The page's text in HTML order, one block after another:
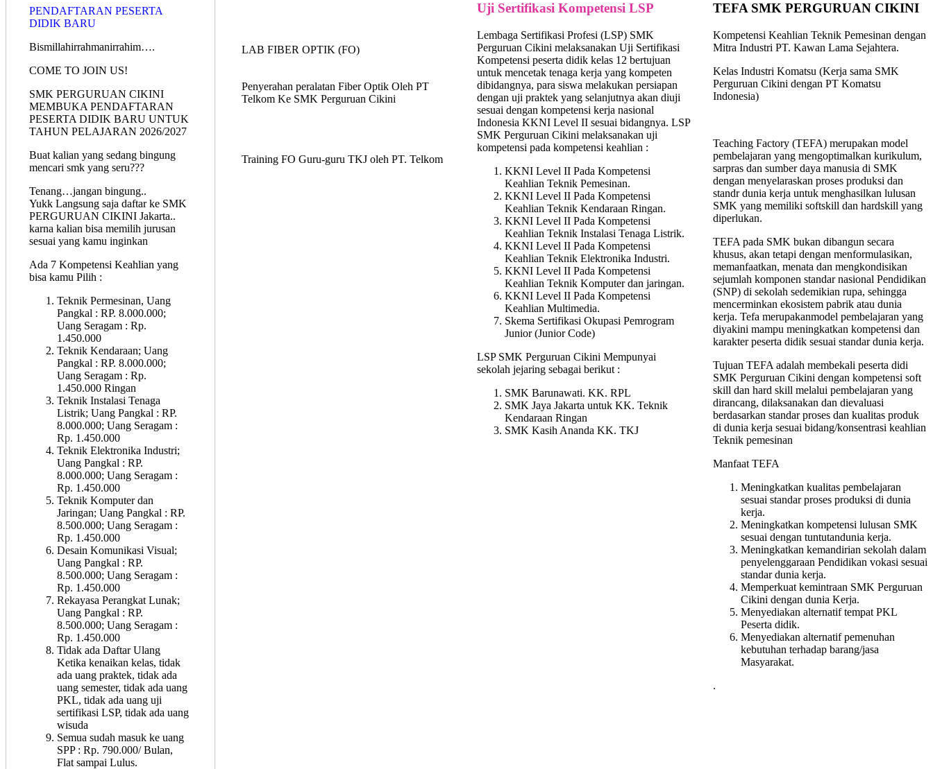
PENDAFTARAN PESERTA
DIDIK BARU
Bismillahirrahmanirrahim….
COME TO JOIN US!
SMK PERGURUAN CIKINI
MEMBUKA PENDAFTARAN
PESERTA DIDIK BARU UNTUK
TAHUN PELAJARAN 2026/2027
Buat kalian yang sedang bingung
mencari smk yang seru???
Tenang…jangan bingung..
Yukk Langsung saja daftar ke SMK
PERGURUAN CIKINI Jakarta..
karna kalian bisa memilih jurusan
sesuai yang kamu inginkan
Ada 7 Kompetensi Keahlian yang
bisa kamu Pilih :
Teknik Permesinan, Uang
Pangkal : RP. 8.000.000;
Uang Seragam : Rp.
1.450.000
Teknik Kendaraan; Uang
Pangkal : RP. 8.000.000;
Uang Seragam : Rp.
1.450.000 Ringan
Teknik Instalasi Tenaga
Listrik; Uang Pangkal : RP.
8.000.000; Uang Seragam :
Rp. 1.450.000
Teknik Elektronika Industri;
Uang Pangkal : RP.
8.000.000; Uang Seragam :
Rp. 1.450.000
Teknik Komputer dan
Jaringan; Uang Pangkal : RP.
8.500.000; Uang Seragam :
Rp. 1.450.000
Desain Komunikasi Visual;
Uang Pangkal : RP.
8.500.000; Uang Seragam :
Rp. 1.450.000
Rekayasa Perangkat Lunak;
Uang Pangkal : RP.
8.500.000; Uang Seragam :
Rp. 1.450.000
Tidak ada Daftar Ulang
Ketika kenaikan kelas, tidak
ada uang praktek, tidak ada
uang semester, tidak ada uang
PKL, tidak ada uang uji
sertifikasi LSP, tidak ada uang
wisuda
Semua sudah masuk ke uang
SPP : Rp. 790.000/ Bulan,
Flat sampai Lulus.
LAB FIBER OPTIK (FO)
Penyerahan peralatan Fiber Optik Oleh PT
Telkom Ke SMK Perguruan Cikini
Training FO Guru-guru TKJ oleh PT. Telkom
Uji Sertifikasi Kompetensi LSP
Lembaga Sertifikasi Profesi (LSP) SMK
Perguruan Cikini melaksanakan Uji Sertifikasi
Kompetensi peserta didik kelas 12 bertujuan
untuk mencetak tenaga kerja yang kompeten
dibidangnya, para siswa melakukan persiapan
dengan uji praktek yang selanjutnya akan diuji
sesuai dengan kompetensi kerja nasional
Indonesia KKNI Level II sesuai bidangnya. LSP
SMK Perguruan Cikini melaksanakan uji
kompetensi pada kompetensi keahlian :
KKNI Level II Pada Kompetensi
Keahlian Teknik Pemesinan.
KKNI Level II Pada Kompetensi
Keahlian Teknik Kendaraan Ringan.
KKNI Level II Pada Kompetensi
Keahlian Teknik Instalasi Tenaga Listrik.
KKNI Level II Pada Kompetensi
Keahlian Teknik Elektronika Industri.
KKNI Level II Pada Kompetensi
Keahlian Teknik Komputer dan jaringan.
KKNI Level II Pada Kompetensi
Keahlian Multimedia.
Skema Sertifikasi Okupasi Pemrogram
Junior (Junior Code)
LSP SMK Perguruan Cikini Mempunyai
sekolah jejaring sebagai berikut :
SMK Barunawati. KK. RPL
SMK Jaya Jakarta untuk KK. Teknik
Kendaraan Ringan
SMK Kasih Ananda KK. TKJ
TEFA SMK PERGURUAN CIKINI
Kompetensi Keahlian Teknik Pemesinan dengan
Mitra Industri PT. Kawan Lama Sejahtera.
Kelas Industri Komatsu (Kerja sama SMK
Perguruan Cikini dengan PT Komatsu
Indonesia)
Teaching Factory (TEFA) merupakan model
pembelajaran yang mengoptimalkan kurikulum,
sarpras dan sumber daya manusia di SMK
dengan menyelaraskan proses produksi dan
standr dunia kerja untuk menghasilkan lulusan
SMK yang memiliki softskill dan hardskill yang
diperlukan.
TEFA pada SMK bukan dibangun secara
khusus, akan tetapi dengan menformulasikan,
memanfaatkan, menata dan mengkondisikan
sejumlah komponen standar nasional Pendidikan
(SNP) di sekolah sedemikian rupa, sehingga
mencerminkan ekosistem pabrik atau dunia
kerja. Tefa merupakanmodel pembelajaran yang
diyakini mampu meningkatkan kompetensi dan
karakter peserta didik sesuai standar dunia kerja.
Tujuan TEFA adalah membekali peserta didi
SMK Perguruan Cikini dengan kompetensi soft
skill dan hard skill melalui pembelajaran yang
dirancang, dilaksanakan dan dievaluasi
berdasarkan standar proses dan kualitas produk
di dunia kerja sesuai bidang/konsentrasi keahlian
Teknik pemesinan
Manfaat TEFA
Meningkatkan kualitas pembelajaran
sesuai standar proses produksi di dunia
kerja.
Meningkatkan kompetensi lulusan SMK
sesuai dengan tuntutandunia kerja.
Meningkatkan kemandirian sekolah dalam
penyelenggaraan Pendidikan vokasi sesuai
standar dunia kerja.
Memperkuat kemintraan SMK Perguruan
Cikini dengan dunia Kerja.
Menyediakan alternatif tempat PKL
Peserta didik.
Menyediakan alternatif pemenuhan
kebutuhan terhadap barang/jasa
Masyarakat.
.